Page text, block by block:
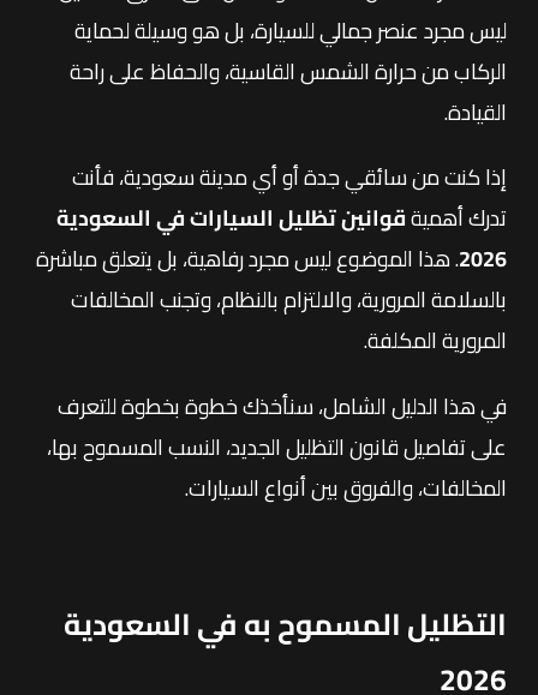
ليس مجرد عنصر جمالي للسيارة، بل هو وسيلة لحماية
الركاب من حرارة الشمس القاسية، والحفاظ على راحة
القيادة.
إذا كنت من سائقي جدة أو أي مدينة سعودية، فأنت
تدرك أهميةقوانين تظليل السيارات في السعودية
2026. هذا الموضوع ليس مجرد رفاهية، بل يتعلق مباشرة
بالسلامة المرورية، والالتزام بالنظام، وتجنب المخالفات
المرورية المكلفة.
في هذا الدليل الشامل، سنأخذك خطوة بخطوة للتعرف
على تفاصيل قانون التظليل الجديد، النسب المسموح بها،
المخالفات، والفروق بين أنواع السيارات.
التظليل المسموح به في السعودية
2026